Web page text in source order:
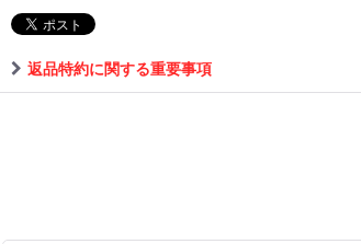
返品特約に関する重要事項